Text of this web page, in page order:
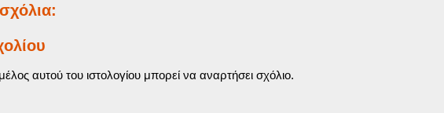
αυτού του ιστολογίου μπορεί να αναρτήσει σχόλιο.